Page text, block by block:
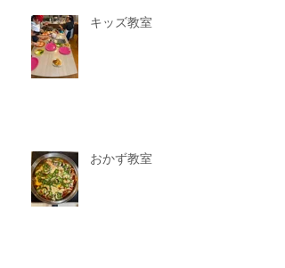
キッズ教室
おかず教室